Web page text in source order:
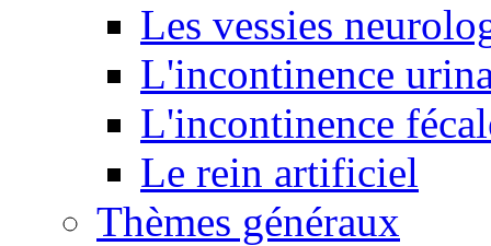
Les vessies
L'incontinence
L'incontinence
Le rein artificiel
Thèmes généraux